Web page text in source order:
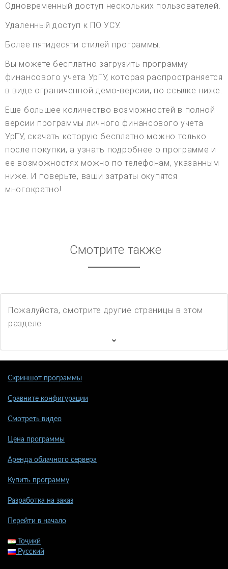
Одновременный доступ нескольких пользователей.
Удаленный доступ к ПО УСУ.
Более пятидесяти стилей программы.
Вы можете бесплатно загрузить программу
финансового учета УрГУ, которая распространяется
в виде ограниченной демо-версии, по ссылке ниже.
Еще большее количество возможностей в полной
версии программы личного финансового учета
УрГУ, скачать которую бесплатно можно только
после покупки, а узнать подробнее о программе и
ее возможностях можно по телефонам, указанным
ниже. И поверьте, ваши затраты окупятся
многократно!
Смотрите также
Пожалуйста, смотрите другие страницы в этом
разделе
Скриншот программы
Сравните конфигурации
Смотреть видео
Цена программы
Аренда облачного сервера
Купить программу
Разработка на заказ
Перейти в начало
Тоҷикӣ
Русский